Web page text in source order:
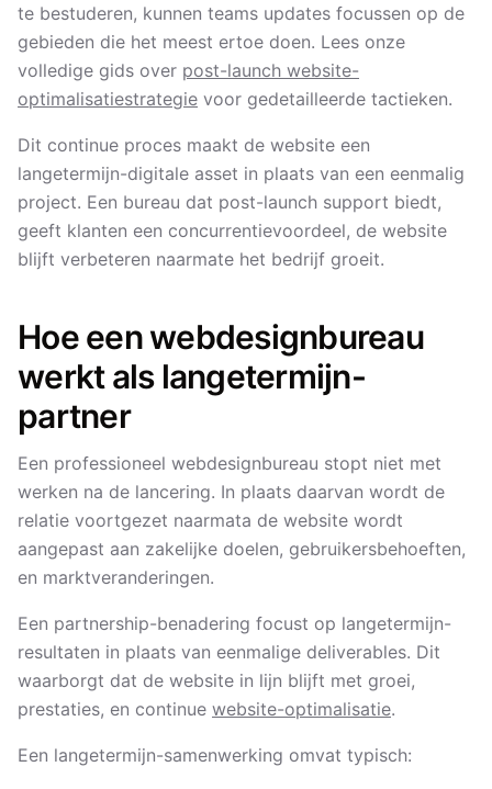
te bestuderen, kunnen teams updates focussen op de
gebieden die het meest ertoe doen. Lees onze
volledige gids over post-launch website-
optimalisatiestrategie voor gedetailleerde tactieken.
Dit continue proces maakt de website een
langetermijn-digitale asset in plaats van een eenmalig
project. Een bureau dat post-launch support biedt,
geeft klanten een concurrentievoordeel, de website
blijft verbeteren naarmate het bedrijf groeit.
Hoe een webdesignbureau
werkt als langetermijn-
partner
Een professioneel webdesignbureau stopt niet met
werken na de lancering. In plaats daarvan wordt de
relatie voortgezet naarmata de website wordt
aangepast aan zakelijke doelen, gebruikersbehoeften,
en marktveranderingen.
Een partnership-benadering focust op langetermijn-
resultaten in plaats van eenmalige deliverables. Dit
waarborgt dat de website in lijn blijft met groei,
prestaties, en continue website-optimalisatie.
Een langetermijn-samenwerking omvat typisch: